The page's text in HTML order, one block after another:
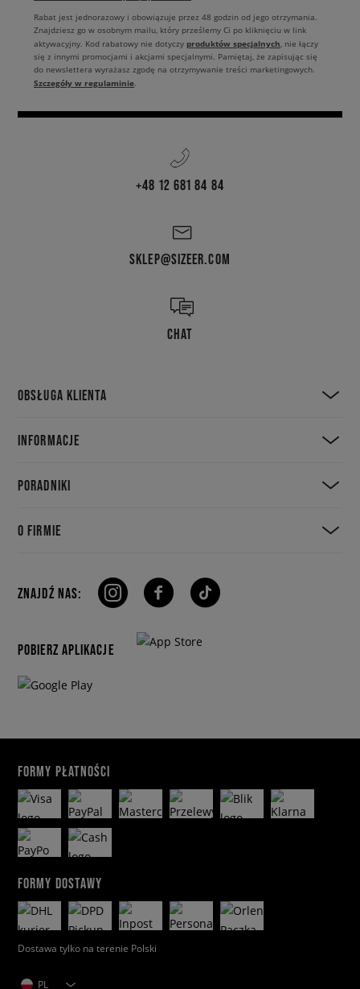
Rabat jest jednorazowy i obowiązuje przez 48 godzin od jego otrzymania.
Znajdziesz go w osobnym mailu, który prześlemy Ci po kliknięciu w link
aktywacyjny. Kod rabatowy nie dotyczy produktów specjalnych, nie łączy
się z innymi promocjami i akcjami specjalnymi. Pamiętaj, że zapisując się
do newslettera wyrażasz zgodę na otrzymywanie treści marketingowych.
Szczegóły w regulaminie.
+48 12 681 84 84
SKLEP@SIZEER.COM
CHAT
OBSŁUGA KLIENTA
INFORMACJE
PORADNIKI
O FIRMIE
ZNAJDŹ NAS:
POBIERZ APLIKACJE
FORMY PŁATNOŚCI
FORMY DOSTAWY
Dostawa tylko na terenie Polski
PL